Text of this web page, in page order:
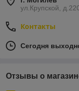
ул.Крупской,
Контакты
Сегодня
Отзывы о